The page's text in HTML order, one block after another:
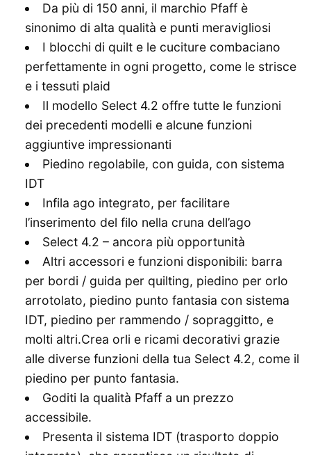
Da più di 150 anni, il marchio Pfaff è
sinonimo di alta qualità e punti meravigliosi
I blocchi di quilt e le cuciture combaciano
perfettamente in ogni progetto, come le strisce
e i tessuti plaid
Il modello Select 4.2 offre tutte le funzioni
dei precedenti modelli e alcune funzioni
aggiuntive impressionanti
Piedino regolabile, con guida, con sistema
IDT
Infila ago integrato, per facilitare
l’inserimento del filo nella cruna dell’ago
Select 4.2 – ancora più opportunità
Altri accessori e funzioni disponibili: barra
per bordi / guida per quilting, piedino per orlo
arrotolato, piedino punto fantasia con sistema
IDT, piedino per rammendo / sopraggitto, e
molti altri.Crea orli e ricami decorativi grazie
alle diverse funzioni della tua Select 4.2, come il
piedino per punto fantasia.
Goditi la qualità Pfaff a un prezzo
accessibile.
Presenta il sistema IDT (trasporto doppio